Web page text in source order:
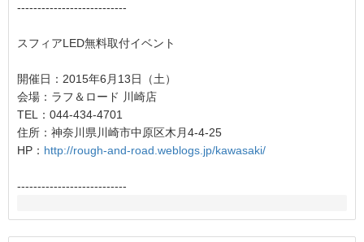
---------------------------
スフィアLED無料取付イベント
開催日：2015年6月13日（土）
会場：ラフ＆ロード 川崎店
TEL：044-434-4701
住所：神奈川県川崎市中原区木月4-4-25
HP： http://rough-and-road.weblogs.jp/kawasaki/
---------------------------